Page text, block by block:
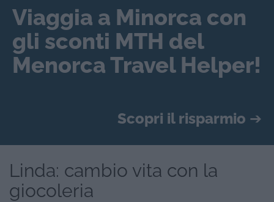
Viaggia a Minorca con
gli sconti MTH del
Menorca Travel Helper!
Scopri il risparmio ➔
Linda: cambio vita con la
giocoleria